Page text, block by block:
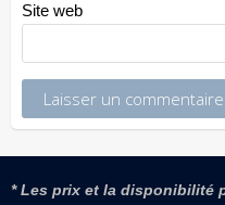
Site web
* Les prix et la disponibilité